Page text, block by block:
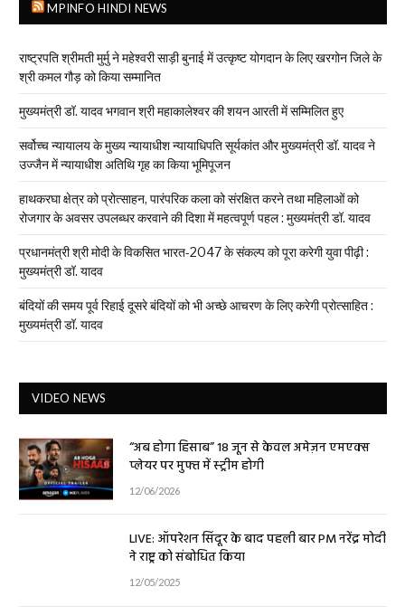
MPINFO HINDI NEWS
राष्ट्रपति श्रीमती मुर्मु ने महेश्वरी साड़ी बुनाई में उत्कृष्ट योगदान के लिए खरगोन जिले के
श्री कमल गौड़ को किया सम्मानित
मुख्यमंत्री डॉ. यादव भगवान श्री महाकालेश्‍वर की शयन आरती में सम्मिलित हुए
सर्वोच्च न्यायालय के मुख्‍य न्‍यायाधीश न्यायाधिपति सूर्यकांत और मुख्यमंत्री डॉ. यादव ने
उज्जैन में न्यायाधीश अतिथि गृह का किया भूमिपूजन
हाथकरघा क्षेत्र को प्रोत्साहन, पारंपरिक कला को संरक्षित करने तथा महिलाओं को
रोजगार के अवसर उपलब्धर करवाने की दिशा में महत्वपूर्ण पहल : मुख्यमंत्री डॉ. यादव
प्रधानमंत्री श्री मोदी के विकसित भारत-2047 के संकल्प को पूरा करेगी युवा पीढ़ी :
मुख्यमंत्री डॉ. यादव
बंदियों की समय पूर्व रिहाई दूसरे बंदियों को भी अच्छे आचरण के लिए करेगी प्रोत्साहित :
मुख्यमंत्री डॉ. यादव
VIDEO NEWS
“अब होगा हिसाब” 18 जून से केवल अमेज़न एमएक्स
प्लेयर पर मुफ्त में स्ट्रीम होगी
12/06/2026
LIVE: ऑपरेशन सिंदूर के बाद पहली बार PM नरेंद्र मोदी
ने राष्ट्र को संबोधित किया
12/05/2025